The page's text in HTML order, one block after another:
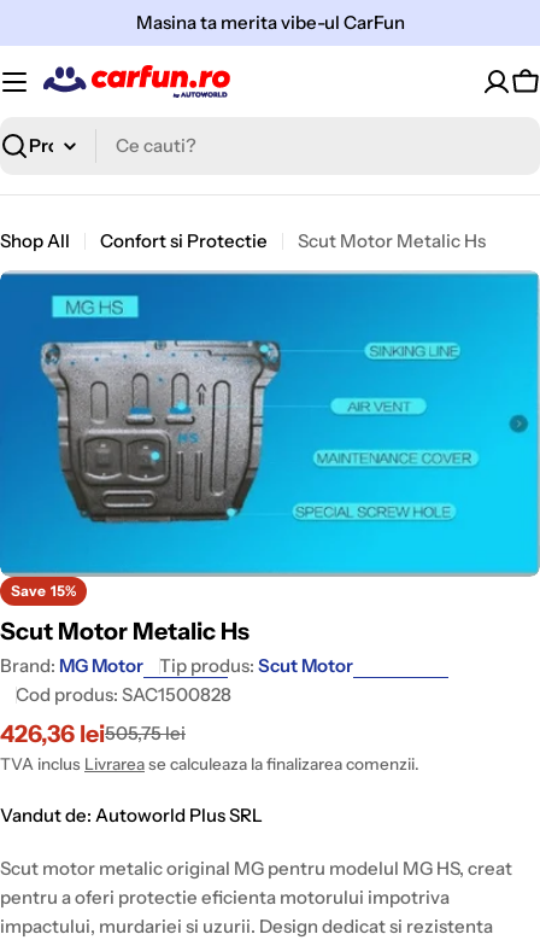
la
continut
Masina ta merita vibe-ul CarFun
Cauta
Shop All Confort si Protectie Scut Motor Metalic Hs
media 0 in modal
Save 15%
Scut Motor Metalic Hs
Brand: MG Motor Tip produs: Scut Motor
Cod produs: SAC1500828
Pret
redus
426,36 lei
Pret
intreg
505,75 lei
TVA inclus Livrarease calculeaza la finalizarea comenzii.
Vandut de: Autoworld Plus SRL
Scut motor metalic original MG pentru modelul MG HS, creat
pentru a oferi protectie eficienta motorului impotriva
impactului, murdariei si uzurii. Design dedicat si rezistenta